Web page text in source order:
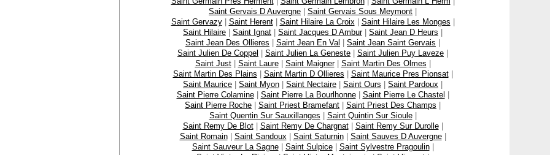
Saint Gervais D Auvergne
Saint Gervais Sous Meymont
Saint Gervazy| Saint Herent| Saint Hilaire La Croix| Saint Hilaire Les Monges
Saint Hilaire
Saint Ignat Saint Jacques D Ambur| Saint Jean D Heurs
Saint Jean Des Ollieres
Saint Jean En Val Saint Jean Saint Gervais
Saint Julien De Coppel
Saint Julien La Geneste Saint Julien Puy Laveze
Saint Just| Saint Laure| Saint Maigner| Saint Martin Des Olmes
Saint Martin Des Plains
Saint Martin D Ollieres Saint Maurice Pres Pionsat|
Saint Maurice
Saint Myon Saint Nectaire Saint Ours Saint Pardoux
Saint Pierre Colamine| Saint Pierre La Bourlhonne| Saint Pierre Le Chastel
Saint Pierre Roche
Saint Priest Bramefant Saint Priest Des Champs
Saint Quentin Sur Sauxillanges
Saint Quintin Sur Sioule|
Saint Remy De Blot| Saint Remy De Chargnat| Saint Remy Sur Durolle|
Saint Romain| Saint Sandoux| Saint Saturnin| Saint Sauves D Auvergne|
Saint Sauveur La Sagne| Saint Sulpice| Saint Sylvestre Pragoulin|